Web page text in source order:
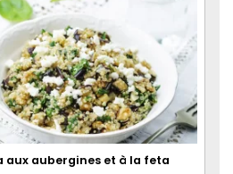
aux aubergines et à la feta